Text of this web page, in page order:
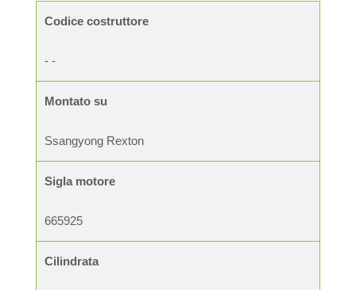
Codice costruttore
- -
Montato su
Ssangyong Rexton
Sigla motore
665925
Cilindrata